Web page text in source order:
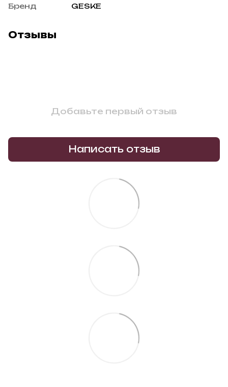
Бренд GESKE
Отзывы
Добавьте первый отзыв
Написать отзыв